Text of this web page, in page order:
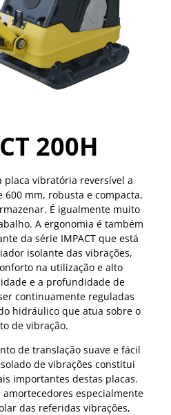
200H
placa vibratória reversível a
mm, robusta e compacta,
É igualmente muito
A ergonomia é também
da série IMPACT que está
isolante das vibrações,
na utilização e alto
e a profundidade de
continuamente reguladas
hidráulico que atua sobre o
de vibração.
de translação suave e fácil
de vibrações constitui
importantes destas placas.
amortecedores especialmente
das referidas vibrações,